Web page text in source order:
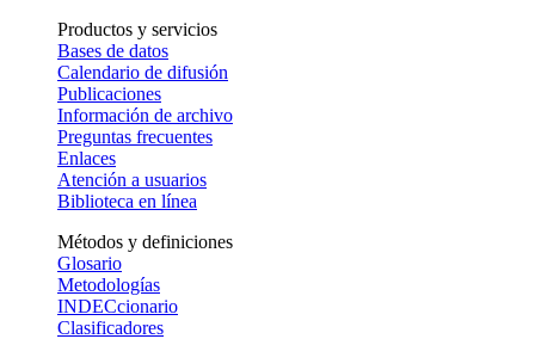
Productos y servicios
Bases de datos
Calendario de difusión
Publicaciones
Información de archivo
Preguntas frecuentes
Enlaces
Atención a usuarios
Biblioteca en línea
Métodos y definiciones
Glosario
Metodologías
INDECcionario
Clasificadores